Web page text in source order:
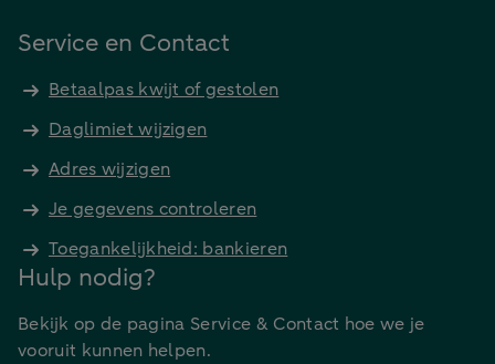
Service en Contact
Betaalpas kwijt of gestolen
Daglimiet wijzigen
Adres wijzigen
Je gegevens controleren
Toegankelijkheid: bankieren
Hulp nodig?
Bekijk op de pagina Service & Contact hoe we je
vooruit kunnen helpen.